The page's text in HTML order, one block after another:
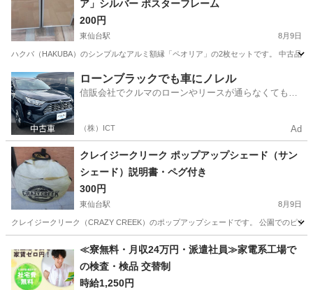
ア」シルバー ポスターフレーム
200円
東仙台駅 8月9日
ハクバ（HAKUBA）のシンプルなアルミ額縁「ペオリア」の2枚セットです。 中古品
宮城 仙台市 東仙台駅 その他 額縁
ローンブラックでも車にノレル
信販会社でクルマのローンやリースが通らなくてもク
（株）ICT Ad
クレイジークリーク ポップアップシェード（サン
シェード）説明書・ペグ付き
300円
東仙台駅 8月9日
クレイジークリーク（CRAZY CREEK）のポップアップシェードです。 公園でのピク
東仙台駅 その他
≪寮無料・月収24万円・派遣社員≫家電系工場で
の検査・検品 交替制
時給1,250円